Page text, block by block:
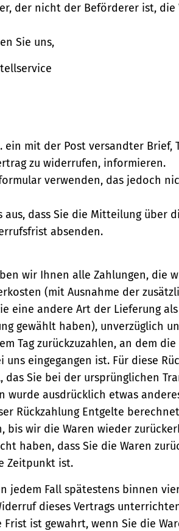
der nicht der Beförderer ist, die
Sie uns,
mit der Post versandter Brief,
zu widerrufen, informieren.
verwenden, das jedoch
dass Sie die Mitteilung über
absenden.
wir Ihnen alle Zahlungen, die
(mit Ausnahme der
eine andere Art der Lieferung
gewählt haben), unverzüglich
Tag zurückzuzahlen, an dem
eingegangen ist. Für diese
Sie bei der ursprünglichen
wurde ausdrücklich etwas
Rückzahlung Entgelte
bis wir die Waren wieder
haben, dass Sie die Waren
Zeitpunkt ist.
jedem Fall spätestens binnen
dieses Vertrags
ist gewahrt, wenn Sie die